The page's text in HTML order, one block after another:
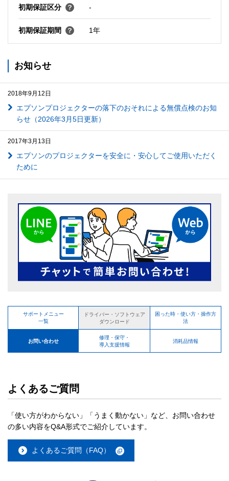
初期保証区分 -
初期保証期間 1年
お知らせ
2018年9月12日
エプソンプロジェクターの落下のおそれによる無償点検のお知
らせ（2026年3月5日更新）
2017年3月13日
エプソンのプロジェクターを安全に・安心してご使用いただく
ために
サポートメニュー
一覧
ドライバー・ソフトウェア
ダウンロード
困った時・使い方・操作方
法
お問い合わせ
修理・保守・
導入支援情報
消耗品情報
よくあるご質問
「使い方がわからない」「うまく動かない」など、お問い合わせ
の多い内容をQ&A形式でご紹介しています。
よくあるご質問（FAQ）